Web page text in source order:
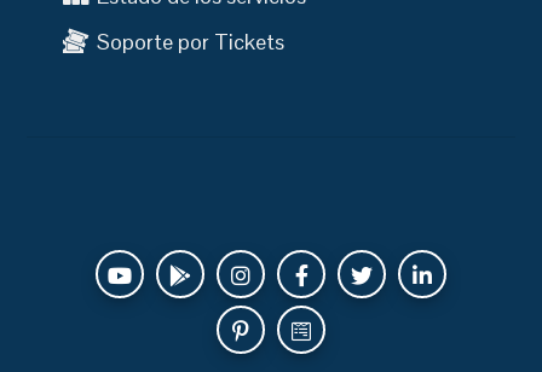
Soporte por Tickets